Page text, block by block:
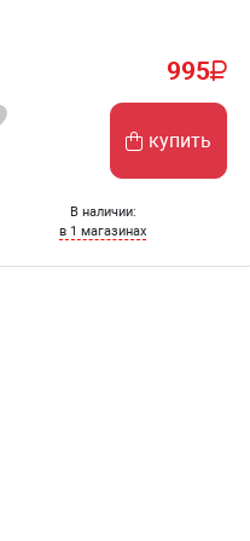
995
купить
В наличии:
в 1 магазинах